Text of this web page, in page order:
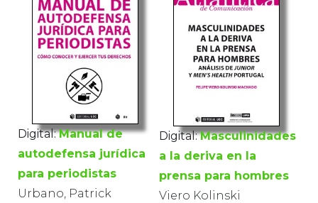
Digital: Manual de
autodefensa jurídica
para periodistas
Urbano, Patrick
Digital: Masculinidades
a la deriva en la
prensa para hombres
Viero Kolinski